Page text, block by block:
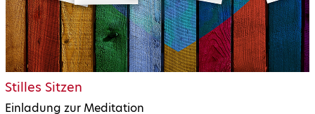
Stilles Sitzen
Einladung zur Meditation